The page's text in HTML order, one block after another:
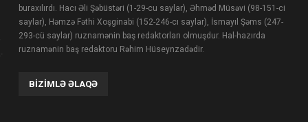
buraxılırdı. Hacı Əli Şəbüstəri (1-29-cu saylar), Əhməd Müsəvi (98-151-ci
saylar), Həmzə Fəthi Xoşginabi (152-246-cı saylar), İsmayıl Şəms (247-
293-cü saylar) ruznamənin baş redaktorları olmuşdur. Hal-hazırda
ruznamənin baş redaktoru Rəhim Hüseynzadədir.
BIZIMLƏ ƏLAQƏ